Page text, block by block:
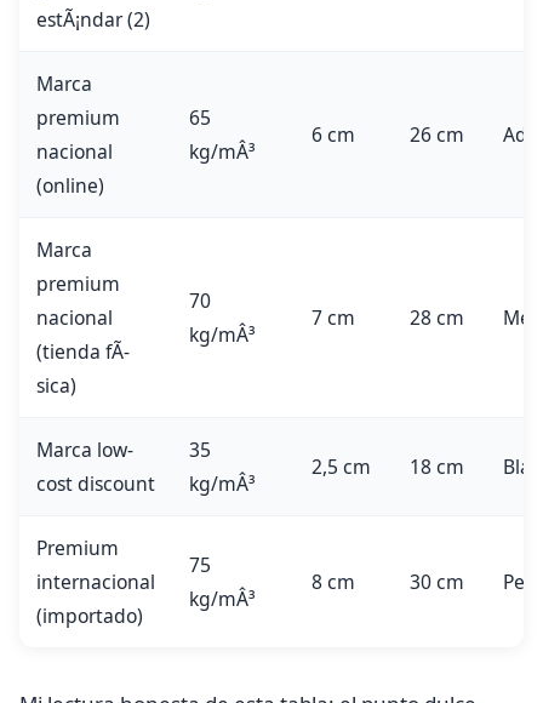
estÃ¡ndar (2)
Marca
premium
nacional
(online)
65
kg/mÂ³
6 cm 26 cm
Marca
premium
nacional
(tienda fÃ­
sica)
70
kg/mÂ³
7 cm 28 cm
Marca low-
cost discount
35
kg/mÂ³
2,5 cm 18 cm
Premium
internacional
(importado)
75
kg/mÂ³
8 cm 30 cm